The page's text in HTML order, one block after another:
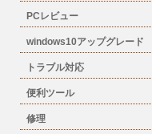
PCレビュー
windows10アップグレード
トラブル対応
便利ツール
修理